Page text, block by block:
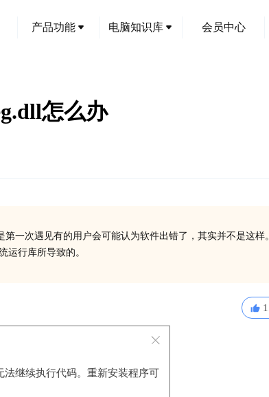
产品功能 电脑知识库 会员中心
怎么办
一次遇见有的用户会可能认为软件出错了，其实并不是这样。
运行库所导致的。
法继续执行代码。重新安装程序可